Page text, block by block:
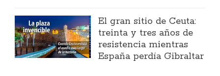
El gran sitio de Ceuta:
treinta y tres años de
resistencia mientras
España perdía Gibraltar